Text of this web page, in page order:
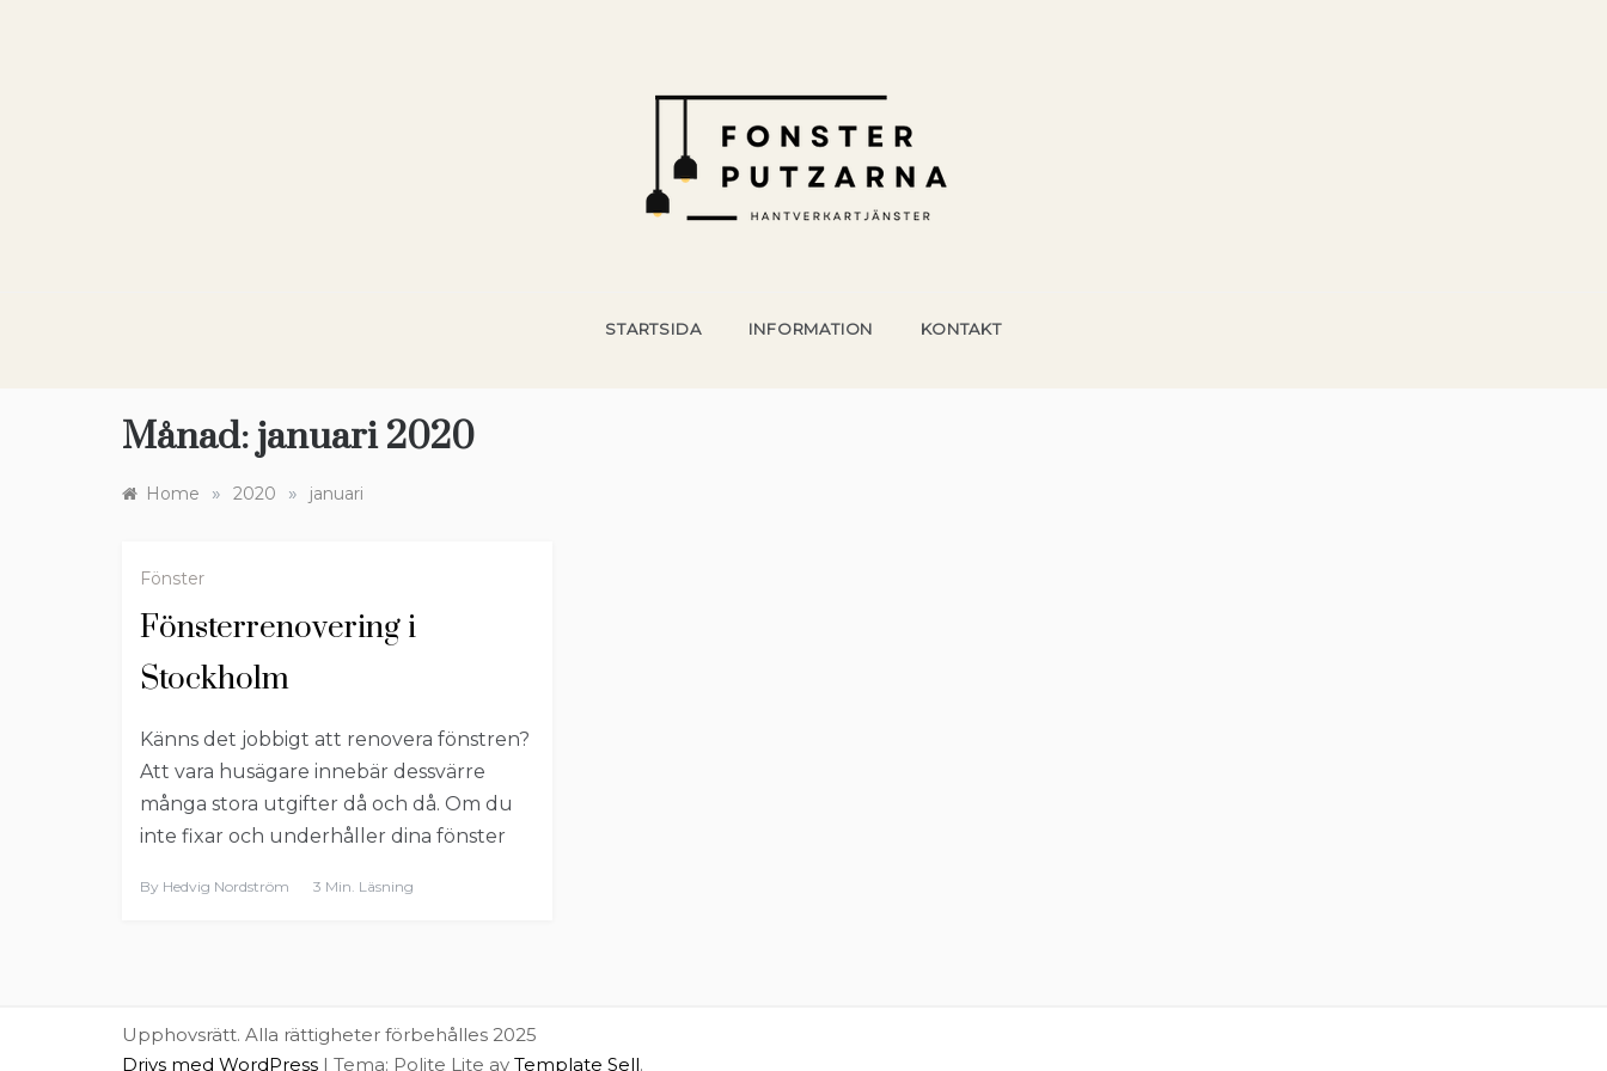
STARTSIDA INFORMATION KONTAKT
Månad: januari 2020
Home » 2020 » januari
Fönster
Fönsterrenovering i
Stockholm
Känns det jobbigt att renovera fönstren?
Att vara husägare innebär dessvärre
många stora utgifter då och då. Om du
inte fixar och underhåller dina fönster
By Hedvig Nordström 3 Min. Läsning
Upphovsrätt. Alla rättigheter förbehålles 2025
Drivs med WordPress | Tema: Polite Lite av Template Sell.